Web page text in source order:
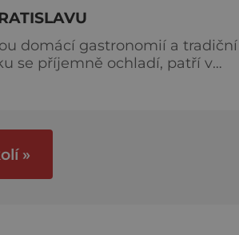
domácí gastronomií a tradiční
se příjemně ochladí, patří v
zážitků v městě, kde je všechno
»